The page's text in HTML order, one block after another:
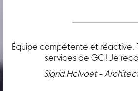
Équipe compétente et réactive.
services de GC ! Je
Sigrid Holvoet -